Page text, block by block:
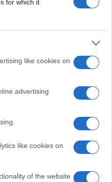
for which it
like cookies on
advertising
like cookies on
of the website
i
da eBay.
come